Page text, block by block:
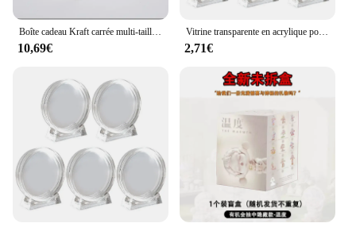
10,69€
Vitrine transparente en acrylique pour pièces de monnaie, boîte à médaille commémorative pour protéger vos pièces de 17mm, 20mm, 25mm, 27mm, 30mm, 33mm, 38mm, 40mm, 4cm, 5 pièces
2,71€